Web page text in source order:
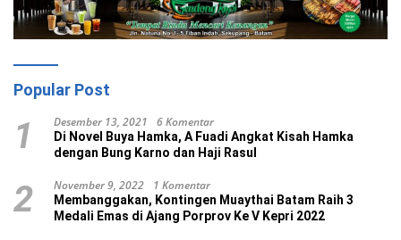
Popular Post
1 Desember 13, 2021 6 Komentar
Di Novel Buya Hamka, A Fuadi Angkat Kisah Hamka
dengan Bung Karno dan Haji Rasul
2 November 9, 2022 1 Komentar
Membanggakan, Kontingen Muaythai Batam Raih 3
Medali Emas di Ajang Porprov Ke V Kepri 2022